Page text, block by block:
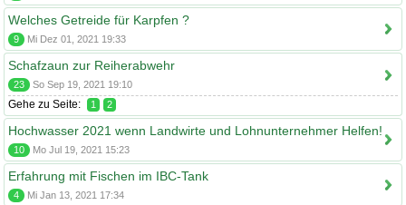
Welches Getreide für Karpfen ?
9 Mi Dez 01, 2021 19:33
Schafzaun zur Reiherabwehr
23 So Sep 19, 2021 19:10
Gehe zu Seite: 1 2
Hochwasser 2021 wenn Landwirte und Lohnunternehmer Helfen!
10 Mo Jul 19, 2021 15:23
Erfahrung mit Fischen im IBC-Tank
4 Mi Jan 13, 2021 17:34